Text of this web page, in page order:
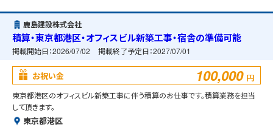
鹿島建設株式会社
積算・東京都港区・オフィスビル新築工事・宿舎の準備可能
掲載開始日：2026/07/02 掲載終了予定日：2027/07/01
お祝い金 100,000 円
東京都港区のオフィスビル新築工事に伴う積算のお仕事です。積算業務を担当
して頂きます。
東京都港区